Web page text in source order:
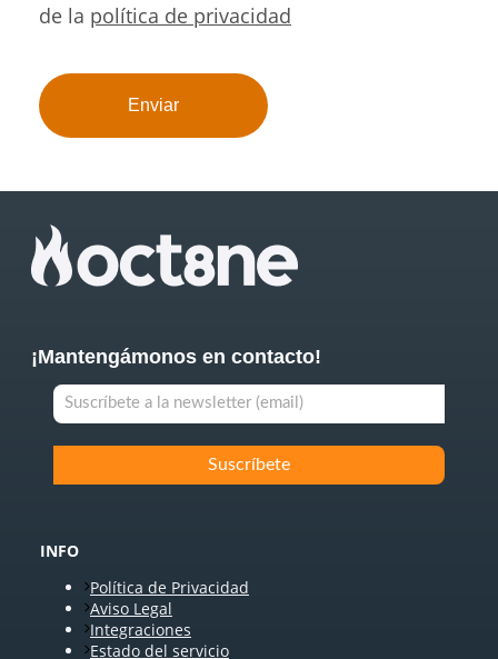
de la política de privacidad
¡Mantengámonos en contacto!
INFO
Política de Privacidad
Aviso Legal
Integraciones
Estado del servicio